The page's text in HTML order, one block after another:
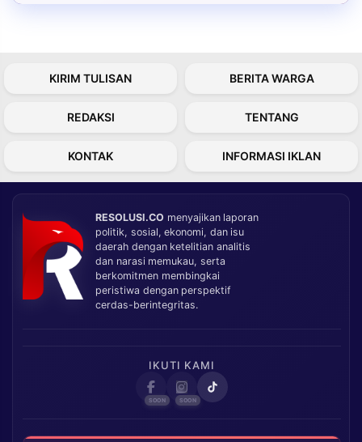
KIRIM TULISAN BERITA WARGA
REDAKSI TENTANG
KONTAK INFORMASI IKLAN
RESOLUSI.CO menyajikan laporan
politik, sosial, ekonomi, dan isu
daerah dengan ketelitian analitis
dan narasi memukau, serta
berkomitmen membingkai
peristiwa dengan perspektif
cerdas-berintegritas.
IKUTI KAMI